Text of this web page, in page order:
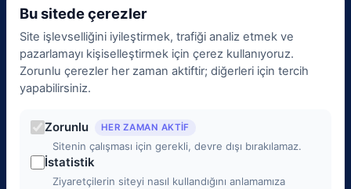
BGYS Politikamız
KVKK Aydınlatma Metni
Çerez Politikası
Veri Sorumlusu
Çerez Tercihleri
Bu sitede çerezler
Site işlevselliğini iyileştirmek, trafiği analiz etmek ve
pazarlamayı kişiselleştirmek için çerez kullanıyoruz.
Zorunlu çerezler her zaman aktiftir; diğerleri için tercih
yapabilirsiniz.
Zorunlu HER ZAMAN AKTIF
Sitenin çalışması için gerekli, devre dışı bırakılamaz.
İstatistik
Ziyaretçilerin siteyi nasıl kullandığını anlamamıza